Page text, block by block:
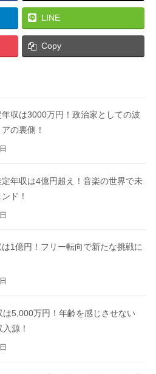
LINE
Copy
収は3000万円！政治家としての波
の裏側！
年収は4億円超え！音楽の世界で未
ド！
1億円！フリー転向で新たな挑戦に
は5,000万円！年齢を感じさせない
源！